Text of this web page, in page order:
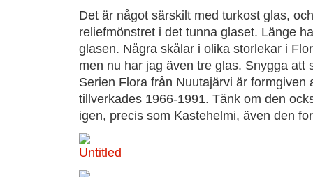
Det är något särskilt med turkost glas,
reliefmönstret i det tunna glaset. Länge
glasen. Några skålar i olika storlekar i
men nu har jag även tre glas. Snygga att
Serien Flora från Nuutajärvi är formgiven
tillverkades 1966-1991. Tänk om den
igen, precis som Kastehelmi, även den